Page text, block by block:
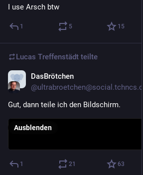
I use Arsch btw
1 5 15
Lucas Treffenstädt teilte
DasBrötchen
@ultrabroetchen@social.tchncs.de
Gut, dann teile ich den Bildschirm.
Ausblenden
1 21 63